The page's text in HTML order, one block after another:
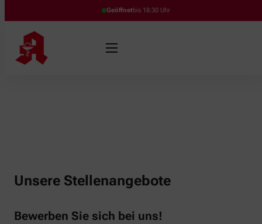
Geöffnetbis 18:30 Uhr
Unsere Stellenangebote
Bewerben Sie sich bei uns!